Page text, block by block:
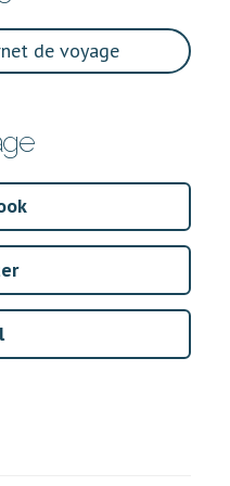
de voyage